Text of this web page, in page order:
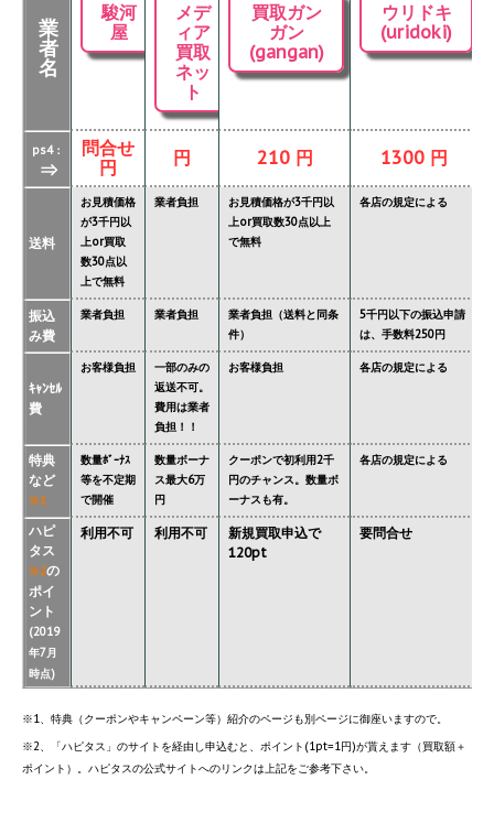
業
者
名
駿河
屋
メデ
ィア
買取
ネッ
ト
買取ガン
ガン
(gangan)
ウリドキ
(uridoki)
ps4：
⇒
問合せ
円
円 210 円 1300 円
送料
お見積価格
が3千円以
上or買取
数30点以
上で無料
業者負担
お見積価格が3千円以
上or買取数30点以上
で無料
各店の規定による
振込
み費
業者負担 業者負担
業者負担（送料と同条
件）
5千円以下の振込申請
は、手数料250円
ｷｬﾝｾﾙ
費
お客様負担
一部のみの
返送不可。
費用は業者
負担！！
お客様負担 各店の規定による
特典
など
※1
数量ﾎﾞｰﾅｽ
等を不定期
で開催
数量ボーナ
ス最大6万
円
クーポンで初利用2千
円のチャンス。数量ボ
ーナスも有。
各店の規定による
ハピ
タス
※2の
ポイ
ント
(2019
年7月
時点)
利用不可 利用不可
新規買取申込で
120pt
要問合せ
※1、特典（クーポンやキャンペーン等）紹介のページも別ページに御座いますので。
※2、「ハピタス」のサイトを経由し申込むと、ポイント(1pt=1円)が貰えます（買取額＋
ポイント）。ハピタスの公式サイトへのリンクは上記をご参考下さい。